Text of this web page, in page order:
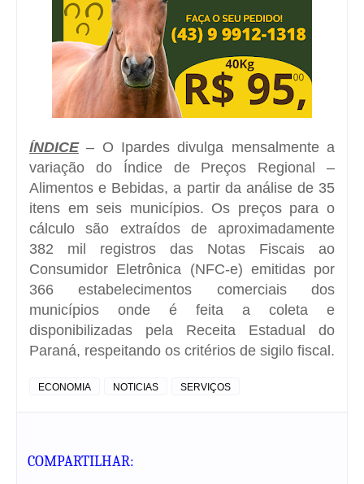
ÍNDICE– O Ipardes divulga mensalmente a
variação do Índice de Preços Regional –
Alimentos e Bebidas, a partir da análise de 35
itens em seis municípios. Os preços para o
cálculo são extraídos de aproximadamente
382 mil registros das Notas Fiscais ao
Consumidor Eletrônica (NFC-e) emitidas por
366 estabelecimentos comerciais dos
municípios onde é feita a coleta e
disponibilizadas pela Receita Estadual do
Paraná, respeitando os critérios de sigilo fiscal.
ECONOMIA NOTICIAS SERVIÇOS
COMPARTILHAR: